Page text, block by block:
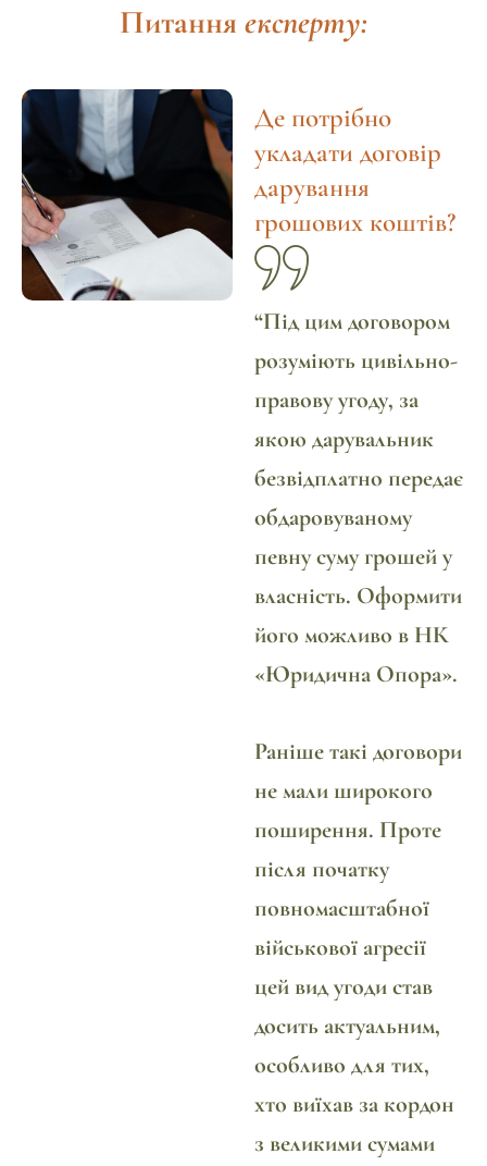
Питання експерту:
Де потрібно
укладати договір
дарування
грошових коштів?
“Під цим договором
розуміють цивільно-
правову угоду, за
якою дарувальник
безвідплатно передає
обдаровуваному
певну суму грошей у
власність. Оформити
його можливо в НК
«Юридична Опора».
Раніше такі договори
не мали широкого
поширення. Проте
після початку
повномасштабної
військової агресії
цей вид угоди став
досить актуальним,
особливо для тих,
хто виїхав за кордон
з великими сумами